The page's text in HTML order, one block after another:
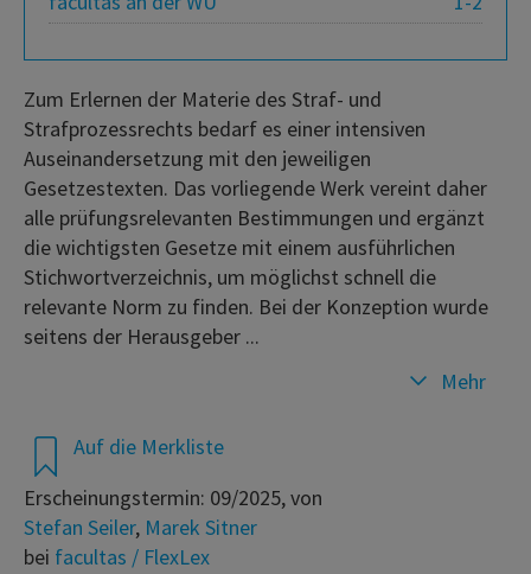
Auf die Merkliste
Erscheinungstermin: 09/2025, von
Stefan Seiler, Marek Sitner
bei facultas / FlexLex
Zum Erlernen der Materie des Straf- und
Strafprozessrechts bedarf es einer intensiven
Auseinandersetzung mit den jeweiligen
Gesetzestexten. Das vorliegende Werk vereint daher
alle prüfungsrelevanten Bestimmungen und ergänzt
die wichtigsten Gesetze mit einem ausführlichen
Stichwortverzeichnis, um möglichst schnell die
relevante Norm zu finden. Bei der Konzeption wurde
seitens der Herausgeber ...
Mehr